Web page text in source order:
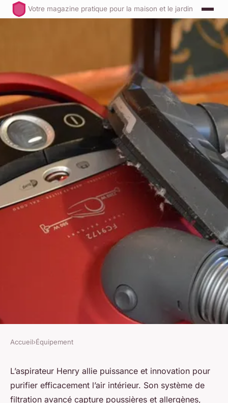
Votre magazine pratique pour la maison et le jardin
ÉQUIPEMENT
L'aspirateur henry : la solution
idéale pour un air pur!
Accueil›Équipement
L’aspirateur Henry allie puissance et innovation pour
purifier efficacement l’air intérieur. Son système de
filtration avancé capture poussières et allergènes,